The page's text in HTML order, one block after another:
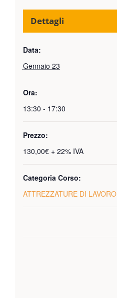
Dettagli
Data:
Gennaio 23
Ora:
13:30 - 17:30
Prezzo:
130,00€ + 22% IVA
Categoria Corso:
ATTREZZATURE DI LAVORO